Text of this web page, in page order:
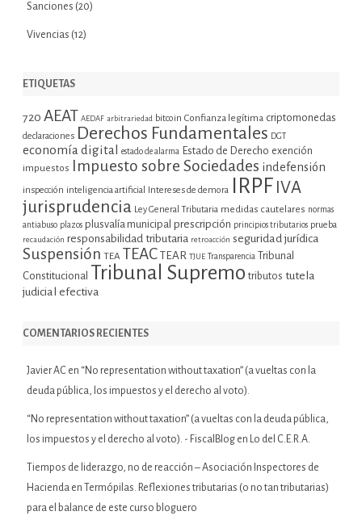
Sanciones (20)
Vivencias (12)
ETIQUETAS
720 AEAT AEDAF arbitrariedad bitcoin Confianza legítima criptomonedas
declaraciones Derechos Fundamentales DGT
economía digital estado de alarma Estado de Derecho exención
impuestos Impuesto sobre Sociedades indefensión
inspección inteligencia artificial Intereses de demora IRPF IVA
jurisprudencia Ley General Tributaria medidas cautelares normas
antiabuso plazos plusvalía municipal prescripción principios tributarios prueba
recaudación responsabilidad tributaria retroacción seguridad jurídica
Suspensión TEA TEAC TEAR TJUE Transparencia Tribunal
Constitucional Tribunal Supremo tributos tutela
judicial efectiva
COMENTARIOS RECIENTES
Javier AC en “No representation without taxation” (a vueltas con la
deuda pública, los impuestos y el derecho al voto).
“No representation without taxation” (a vueltas con la deuda pública,
los impuestos y el derecho al voto). - FiscalBlog en Lo del C.E.R.A.
Tiempos de liderazgo, no de reacción – Asociación Inspectores de
Hacienda en
Termópilas. Reflexiones tributarias (o no tan tributarias)
para el balance de este curso bloguero